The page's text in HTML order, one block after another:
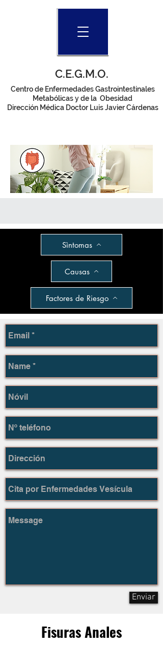
C.E.G.M.O.
Centro de Enfermedades Gastrointestinales
Metabólicas y de la Obesidad
Dirección Médica Doctor Luis Javier Cárdenas
Sìntomas
Causas
Factores de Riesgo
Enviar
Fisuras Anales